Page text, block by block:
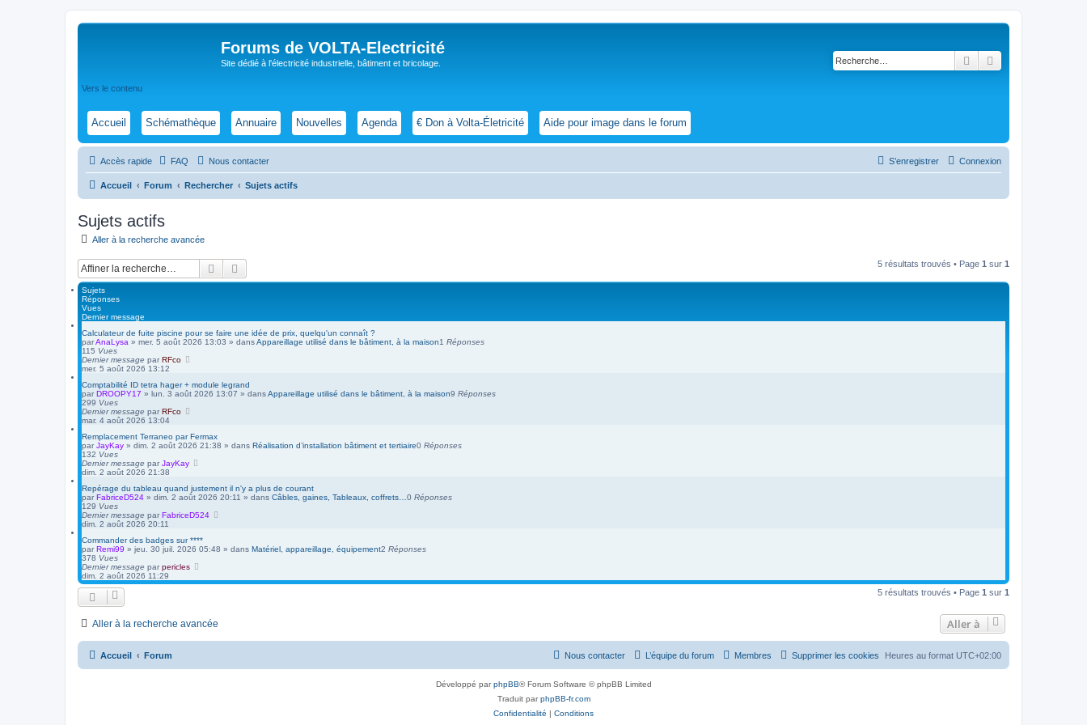
Forums de VOLTA-Electricité
Site dédié à l'électricité industrielle, bâtiment et bricolage.
Vers le contenu
Rechercher
Accueil Schémathèque Annuaire Nouvelles Agenda € Don à Volta-Életricité Aide pour image dans le forum
Accès rapide FAQ Nous contacter Connexion
S’enregistrer
Accueil Forum Rechercher Sujets actifs
Sujets actifs
Aller à la recherche avancée
Rechercher 5 résultats trouvés • Page 1 sur 1
Sujets
Réponses
Vues
Dernier message
Calculateur de fuite piscine pour se faire une idée de prix, quelqu'un connaît ?
parAnaLysa » mer. 5 août 2026 13:03 » dansAppareillage utilisé dans le bâtiment, à la maison1 Réponses
115 Vues
Dernier message par RFco
mer. 5 août 2026 13:12
Comptabilité ID tetra hager + module legrand
par DROOPY17 » lun. 3 août 2026 13:07 » dansAppareillage utilisé dans le bâtiment, à la maison9 Réponses
299 Vues
Dernier message par RFco
mar. 4 août 2026 13:04
Remplacement Terraneo par Fermax
par JayKay » dim. 2 août 2026 21:38 » dans Réalisation d’installation bâtiment et tertiaire0 Réponses
132 Vues
Dernier message par JayKay
dim. 2 août 2026 21:38
Repérage du tableau quand justement il n'y a plus de courant
par FabriceD524 » dim. 2 août 2026 20:11 » dans Câbles, gaines, Tableaux, coffrets… 0 Réponses
129 Vues
Dernier message par FabriceD524
dim. 2 août 2026 20:11
Commander des badges sur ****
par Remi99 » jeu. 30 juil. 2026 05:48 » dans Matériel, appareillage, équipement2 Réponses
378 Vues
Dernier message par pericles
dim. 2 août 2026 11:29
5 résultats trouvés • Page 1 sur 1
Aller à la recherche avancée Aller à
Accueil Forum Heures au format UTC+02:00
Supprimer les cookies
Membres
L’équipe du forum
Nous contacter
Développé parphpBB® Forum Software © phpBB Limited
Traduit parphpBB-fr.com
Confidentialité | Conditions